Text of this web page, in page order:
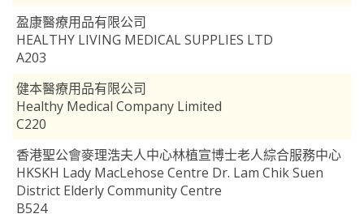
盈康醫療用品有限公司
HEALTHY LIVING MEDICAL SUPPLIES LTD
A203
健本醫療用品有限公司
Healthy Medical Company Limited
C220
香港聖公會麥理浩夫人中心林植宣博士老人綜合服務中心
HKSKH Lady MacLehose Centre Dr. Lam Chik Suen
District Elderly Community Centre
B524